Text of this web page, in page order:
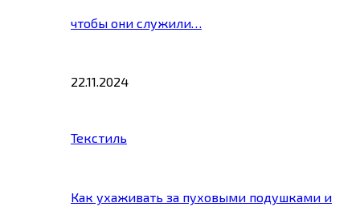
чтобы они служили…
22.11.2024
Текстиль
Как ухаживать за пуховыми подушками и